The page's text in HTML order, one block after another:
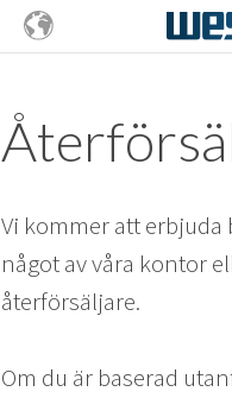
Vi kommer att
något av våra kontor
återförsäljare.
Om du är baserad